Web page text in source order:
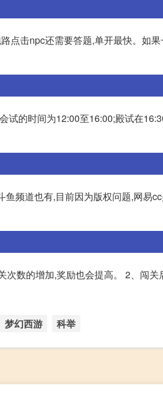
点击npc还需要答题,单开最快。如
试的时间为12:00至16:00;殿试在
频道也有,目前因为版权问题,网易
数的增加,奖励也会提高。 2、闯
梦幻西游 科举